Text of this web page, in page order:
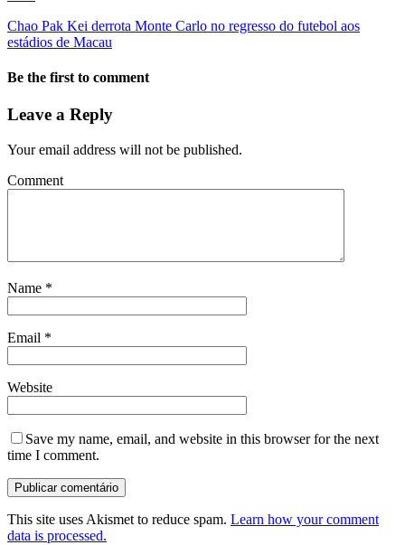
Chao Pak Kei derrota Monte Carlo no regresso do futebol aos
estádios de Macau
Be the first to comment
Leave a Reply
Your email address will not be published.
Comment
Name *
Email *
Website
Save my name, email, and website in this browser for the next
time I comment.
This site uses Akismet to reduce spam. Learn how your comment
data is processed.